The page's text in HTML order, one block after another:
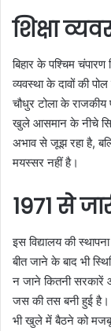
शिक्षा
बिहार के पश्चिम
व्यवस्था के दावों की
चौधुर टोला के राजकीय
खुले आसमान के नीचे
अभाव से जूझ रहा है,
मयस्सर नहीं है।
1971 से
इस विद्यालय की
बीत जाने के बाद भी
न जाने कितनी
जस की तस बनी हुई
भी खुले में बैठने को मजबूर